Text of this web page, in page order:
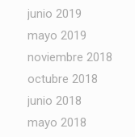
junio 2019
mayo 2019
noviembre 2018
octubre 2018
junio 2018
mayo 2018